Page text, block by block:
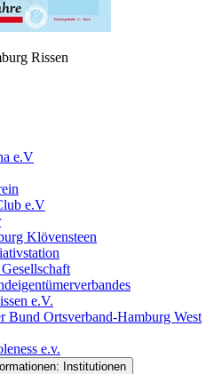
Rissen
e.V
e.V
Klövensteen
e.V.
Bund Ortsverband-Hamburg West
e.v.
Institutionen